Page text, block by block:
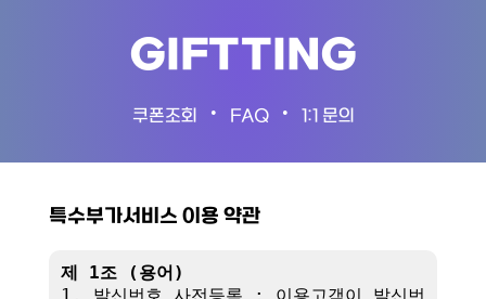
GIFTTING
쿠폰조회 • FAQ • 1:1 문의
특수부가서비스 이용 약관
제 1조 (용어)